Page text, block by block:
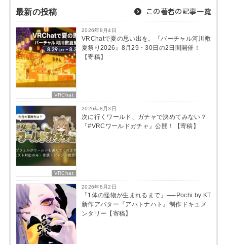
最新の投稿 この著者の記事一覧
VRChat
2026年8月4日
VRChatで夏の思い出を。『バーチャル河川敷
夏祭り2026』8月29・30日の2日間開催！
【寄稿】
VRChat
2026年8月3日
次に行くワールド、ガチャで決めてみない？
『#VRCワールドガチャ』公開！【寄稿】
2026年8月2日
「1体の怪物が生まれるまで」──Pochi by KT
新作アバター『アハトナハト』制作ドキュメ
ンタリー【寄稿】